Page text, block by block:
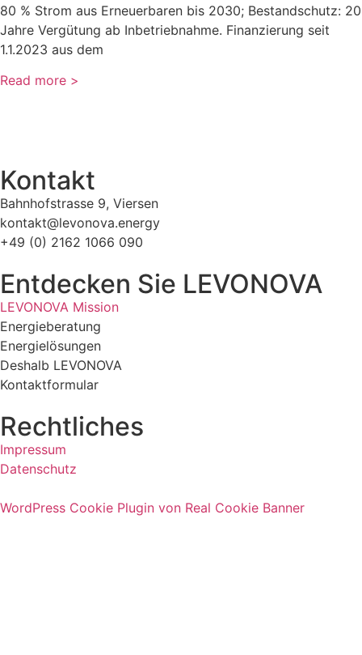
80 % Strom aus Erneuerbaren bis 2030; Bestandschutz: 20
Jahre Vergütung ab Inbetriebnahme. Finanzierung seit
1.1.2023 aus dem
Read more >
Kontakt
Bahnhofstrasse 9, Viersen
kontakt@levonova.energy
+49 (0) 2162 1066 090
Entdecken Sie LEVONOVA
LEVONOVA Mission
Energieberatung
Energielösungen
Deshalb LEVONOVA
Kontaktformular
Rechtliches
Impressum
Datenschutz
WordPress Cookie Plugin von Real Cookie Banner